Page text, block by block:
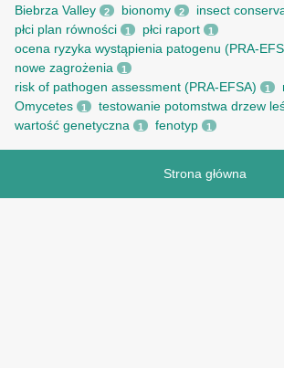
Biebrza Valley 2 bionomy 2 insect
płci plan równości 1 płci raport 1
ocena ryzyka wystąpienia patogenu (PRA-
nowe zagrożenia 1
risk of pathogen assessment (PRA-EFSA) 1
Omycetes 1 testowanie potomstwa drzew
wartość genetyczna 1 fenotyp 1
Strona główna